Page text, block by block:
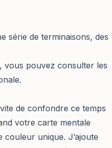
série de terminaisons, des
vous pouvez consulter les
de confondre ce temps
votre carte mentale
unique. J’ajoute